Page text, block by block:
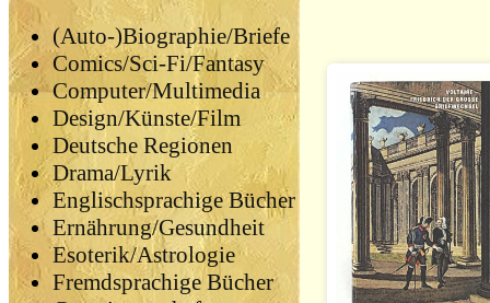
(Auto-)Biographie/Briefe
Comics/Sci-Fi/Fantasy
Computer/Multimedia
Design/Künste/Film
Deutsche Regionen
Drama/Lyrik
Englischsprachige Bücher
Ernährung/Gesundheit
Esoterik/Astrologie
Fremdsprachige Bücher